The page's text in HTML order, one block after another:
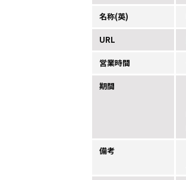
名称(英)
URL
営業時間
期間
備考